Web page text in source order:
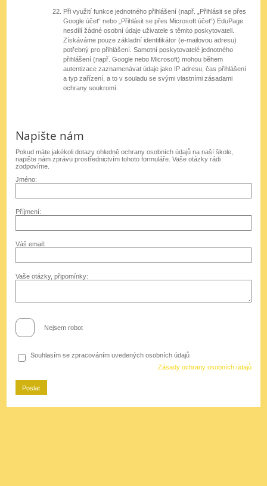
Při využití funkce jednotného přihlášení (např. „Přihlásit se přes
Google účet“ nebo „Přihlásit se přes Microsoft účet“) EduPage
nesdílí žádné osobní údaje uživatele s těmito poskytovateli.
Získáváme pouze základní identifikátor (e-mailovou adresu)
potřebný pro přihlášení. Samotní poskytovatelé jednotného
přihlášení (např. Google nebo Microsoft) mohou během
autentizace zaznamenávat údaje jako IP adresu, čas přihlášení
a typ zařízení, a to v souladu se svými vlastními zásadami
ochrany soukromí.
Napište nám
Pokud máte jakékoli dotazy ohledně ochrany osobních údajů na naší škole,
napište nám zprávu prostřednictvím tohoto formuláře. Vaše otázky rádi
zodpovíme.
Jméno:
Příjmení:
Váš email:
Vaše otázky, připomínky:
Nejsem robot
Souhlasím se zpracováním uvedených osobních údajů
Zásady ochrany osobních údajů